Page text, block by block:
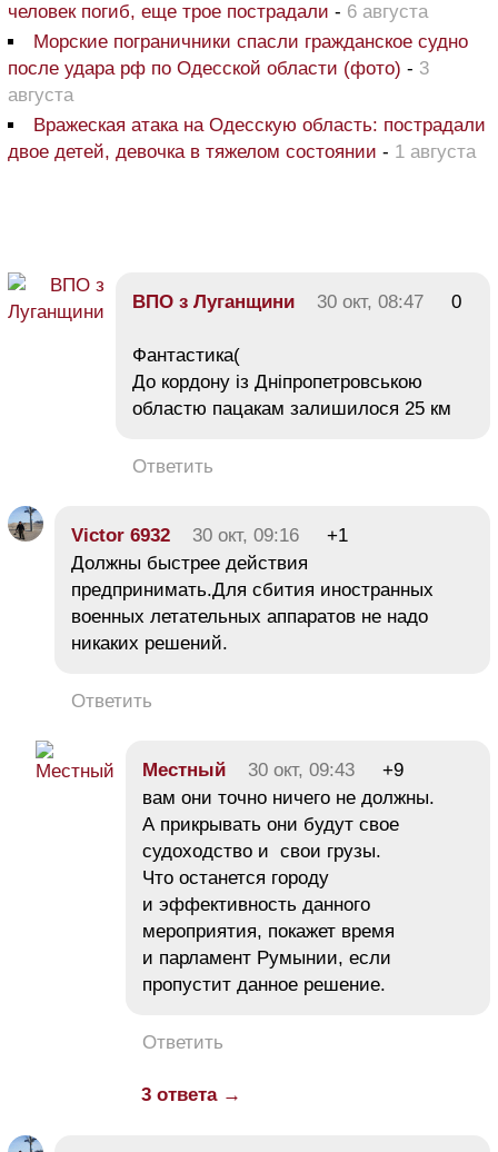
человек погиб, еще трое пострадали - 6 августа
Морские пограничники спасли гражданское судно
после удара рф по Одесской области (фото) - 3
августа
Вражеская атака на Одесскую область: пострадали
двое детей, девочка в тяжелом состоянии - 1 августа
ВПО з Луганщини 30 окт, 08:47 0
Фантастика(
До кордону із Дніпропетровською
областю пацакам залишилося 25 км
Ответить
Victor 6932 30 окт, 09:16
+1
Должны быстрее действия
предпринимать.Для сбития иностранных
военных летательных аппаратов не надо
никаких решений.
Ответить
Местный 30 окт, 09:43
+9
вам они точно ничего не должны.
А прикрывать они будут свое
судоходство и свои грузы.
Что останется городу
и эффективность данного
мероприятия, покажет время
и парламент Румынии, если
пропустит данное решение.
Ответить
3 ответа →